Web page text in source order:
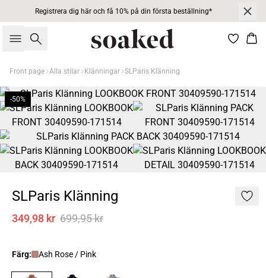
Registrera dig här och få 10% på din första beställning*
Sök
Front page Alla stilar Klänningar SLParis Klänning
-50%
SLParis Klänning
349,98 kr 699,95 kr
Färg: Ash Rose / Pink